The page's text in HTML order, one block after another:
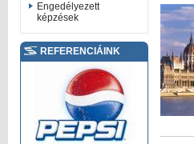
Engedélyezett
képzések
REFERENCIÁINK